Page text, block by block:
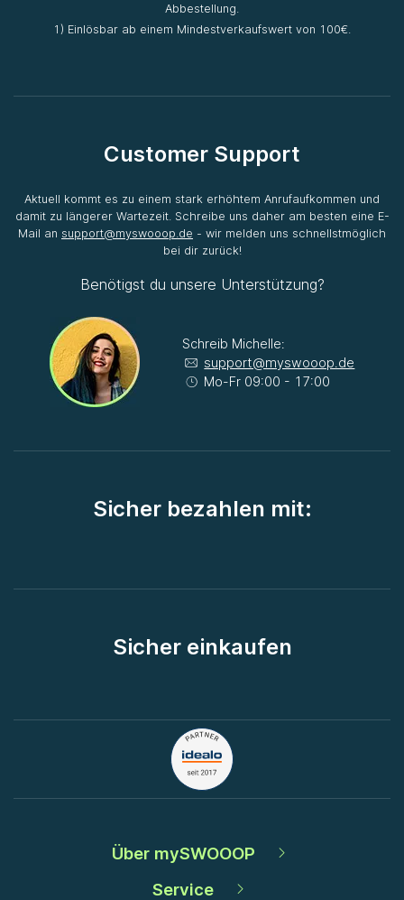
Abbestellung.
1) Einlösbar ab einem Mindestverkaufswert von 100€.
Customer Support
Aktuell kommt es zu einem stark erhöhtem Anrufaufkommen und
damit zu längerer Wartezeit. Schreibe uns daher am besten eine E-
Mail an support@myswooop.de - wir melden uns schnellstmöglich
bei dir zurück!
Benötigst du unsere Unterstützung?
Schreib Michelle:
support@myswooop.de
Mo-Fr 09:00 - 17:00
Sicher bezahlen mit:
Sicher einkaufen
Über mySWOOOP
Service